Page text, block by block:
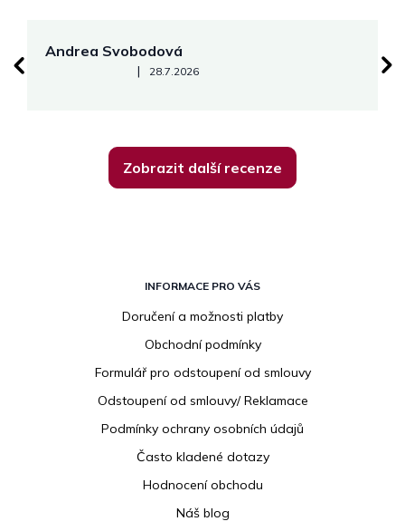
Andrea Svobodová
Hodnocení obchodu je 5 z 5 hvězdiček.
| 28.7.2026
Zobrazit další recenze
INFORMACE PRO VÁS
Doručení a možnosti platby
Obchodní podmínky
Formulář pro odstoupení od smlouvy
Odstoupení od smlouvy/ Reklamace
Podmínky ochrany osobních údajů
Často kladené dotazy
Hodnocení obchodu
Náš blog